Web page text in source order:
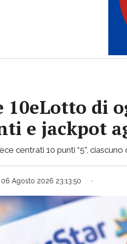
di
e jackpot
centrati 10 punti “5”,
06 Agosto 2026 23:13:50